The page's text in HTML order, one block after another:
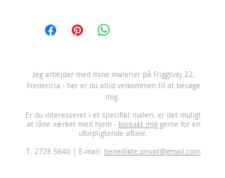
eg arbejder med mine malerier på Friggsvej 22,
Fredericia - her er du altid velkommen til at besøge
mig.
Er du interesseret i et specifikt maleri, er det muligt
at låne værket med hjem - kontakt miggerne for en
uforpligtende aftale.
T: 2728 5640 | E-mail: benedikte.privat@gmail.com